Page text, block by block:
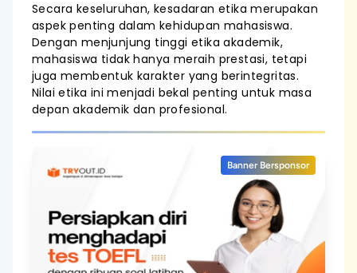
Secara keseluruhan, kesadaran etika merupakan
aspek penting dalam kehidupan mahasiswa.
Dengan menjunjung tinggi etika akademik,
mahasiswa tidak hanya meraih prestasi, tetapi
juga membentuk karakter yang berintegritas.
Nilai etika ini menjadi bekal penting untuk masa
depan akademik dan profesional.
Banner Bersponsor